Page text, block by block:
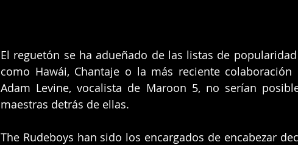
El reguetón se ha adueñado de las listas de
como Hawái, Chantaje o la más reciente
Adam Levine, vocalista de Maroon 5, no serían
maestras detrás de ellas.
The Rudeboys han sido los encargados de encabezar